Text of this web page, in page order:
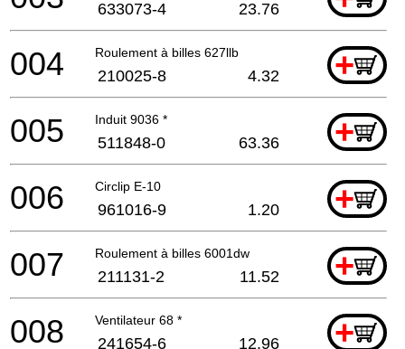
633073-4 23.76
Roulement à billes 627llb +
004 210025-8 4.32
Induit 9036 * +
005 511848-0 63.36
Circlip E-10 +
006 961016-9 1.20
Roulement à billes 6001dw +
007 211131-2 11.52
Ventilateur 68 * +
008 241654-6 12.96